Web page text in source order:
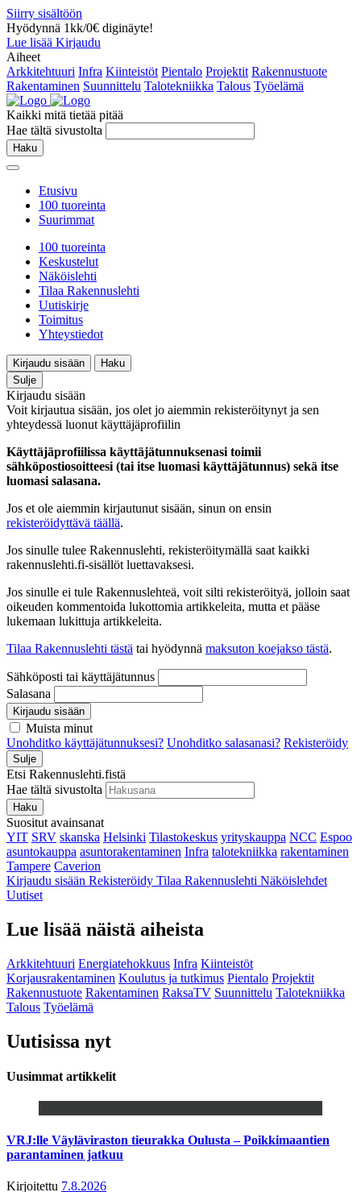
Siirry sisältöön
Hyödynnä 1kk/0€ diginäyte!
Lue lisää Kirjaudu
Aiheet
Arkkitehtuuri Infra Kiinteistöt Pientalo Projektit Rakennustuote
Rakentaminen Suunnittelu Talotekniikka Talous Työelämä
Kaikki mitä tietää pitää
Hae tältä sivustolta
Haku
Etusivu
100 tuoreinta
Suurimmat
100 tuoreinta
Keskustelut
Näköislehti
Tilaa Rakennuslehti
Uutiskirje
Toimitus
Yhteystiedot
Kirjaudu sisään
Haku
Sulje
Kirjaudu sisään
Voit kirjautua sisään, jos olet jo aiemmin rekisteröitynyt ja sen
yhteydessä luonut käyttäjäprofiilin
Käyttäjäprofiilissa käyttäjätunnuksenasi toimii
sähköpostiosoitteesi (tai itse luomasi käyttäjätunnus) sekä itse
luomasi salasana.
Jos et ole aiemmin kirjautunut sisään, sinun on ensin
rekisteröidyttävä täällä.
Jos sinulle tulee Rakennuslehti, rekisteröitymällä saat kaikki
rakennuslehti.fi-sisällöt luettavaksesi.
Jos sinulle ei tule Rakennuslehteä, voit silti rekisteröityä, jolloin saat
oikeuden kommentoida lukottomia artikkeleita, mutta et pääse
lukemaan lukittuja artikkeleita.
Tilaa Rakennuslehti tästä tai hyödynnä maksuton koejakso tästä.
Sähköposti tai käyttäjätunnus
Salasana
Kirjaudu sisään
Muista minut
Unohditko käyttäjätunnuksesi? Unohditko salasanasi? Rekisteröidy
Sulje
Etsi Rakennuslehti.fistä
Hae tältä sivustolta
Haku
Suositut avainsanat
YIT SRV skanska Helsinki Tilastokeskus yrityskauppa NCC Espoo
asuntokauppa asuntorakentaminen Infra talotekniikka rakentaminen
Tampere Caverion
Kirjaudu sisään Rekisteröidy Tilaa Rakennuslehti Näköislehdet
Uutiset
Lue lisää näistä aiheista
Arkkitehtuuri Energiatehokkuus Infra Kiinteistöt
Korjausrakentaminen Koulutus ja tutkimus Pientalo Projektit
Rakennustuote Rakentaminen RaksaTV Suunnittelu Talotekniikka
Talous Työelämä
Uutisissa nyt
Uusimmat artikkelit
VRJ:lle Väyläviraston tieurakka Oulusta – Poikkimaantien
parantaminen jatkuu
Kirjoitettu 7.8.2026